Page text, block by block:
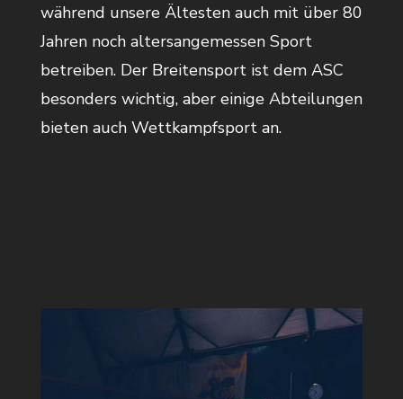
während unsere Ältesten auch mit über 80
Jahren noch altersangemessen Sport
betreiben. Der Breitensport ist dem ASC
besonders wichtig, aber einige Abteilungen
bieten auch Wettkampfsport an.